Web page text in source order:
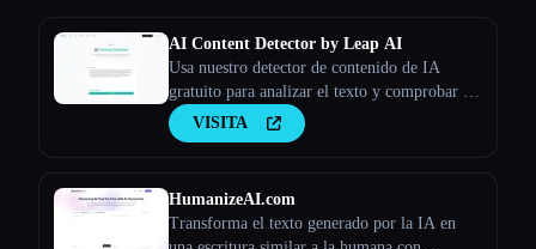
AI Content Detector by Leap AI
Usa nuestro detector de contenido de IA
gratuito para analizar el texto y comprobar si
lo ha generado la IA o no. Herramienta AI
Checker, 100% gratis para siempre.
VISITA
HumanizeAI.com
Transforma el texto generado por la IA en